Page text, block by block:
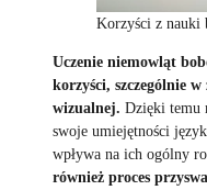
Korzyści z nauki
Uczenie niemowląt
korzyści, szczególnie
wizualnej. Dzięki temu
swoje umiejętności
wpływa na ich ogólny
również proces